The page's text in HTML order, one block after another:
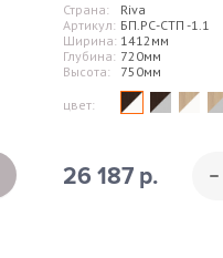
Страна:
Riva
Артикул: БП.РС-СТП -1.1
Ширина: 1412мм
Глубина: 720мм
Высота:
750мм
цвет:
26 187 р.